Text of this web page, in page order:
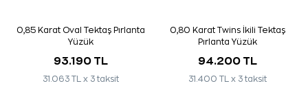
0,85 Karat Oval Tektaş Pırlanta
Yüzük
93.190 TL
31.063 TL x 3 taksit
0,80 Karat Twins İkili Tektaş
Pırlanta Yüzük
94.200 TL
31.400 TL x 3 taksit